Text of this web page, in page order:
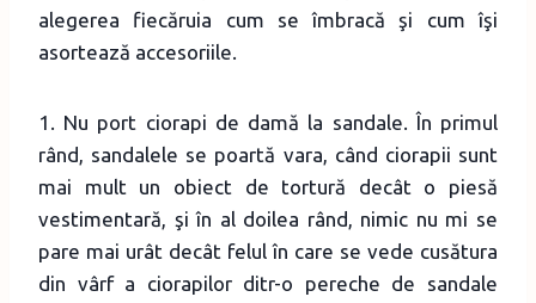
alegerea fiecăruia cum se îmbracă şi cum îşi
asortează accesoriile.
1. Nu port ciorapi de damă la sandale. În primul
rând, sandalele se poartă vara, când ciorapii sunt
mai mult un obiect de tortură decât o piesă
vestimentară, şi în al doilea rând, nimic nu mi se
pare mai urât decât felul în care se vede cusătura
din vârf a ciorapilor ditr-o pereche de sandale